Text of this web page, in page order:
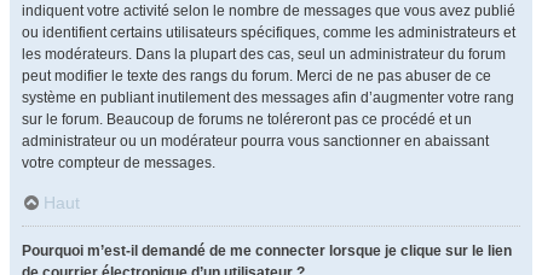
indiquent votre activité selon le nombre de messages que vous avez publié
ou identifient certains utilisateurs spécifiques, comme les administrateurs et
les modérateurs. Dans la plupart des cas, seul un administrateur du forum
peut modifier le texte des rangs du forum. Merci de ne pas abuser de ce
système en publiant inutilement des messages afin d’augmenter votre rang
sur le forum. Beaucoup de forums ne toléreront pas ce procédé et un
administrateur ou un modérateur pourra vous sanctionner en abaissant
votre compteur de messages.
Haut
Pourquoi m’est-il demandé de me connecter lorsque je clique sur le lien